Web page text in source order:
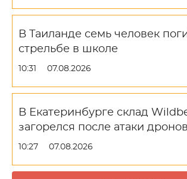
В Таиланде семь человек
стрельбе в школе
10:31 07.08.2026
В Екатеринбурге склад
загорелся после атаки дронов
10:27 07.08.2026